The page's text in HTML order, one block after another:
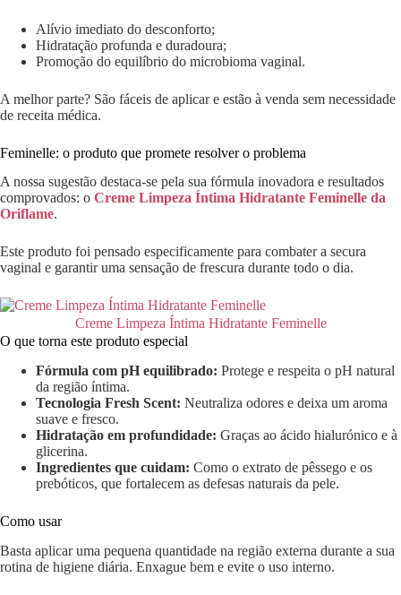
Alívio imediato do desconforto;
Hidratação profunda e duradoura;
Promoção do equilíbrio do microbioma vaginal.
A melhor parte? São fáceis de aplicar e estão à venda sem necessidade
de receita médica.
Feminelle: o produto que promete resolver o problema
A nossa sugestão destaca-se pela sua fórmula inovadora e resultados
comprovados: o Creme Limpeza Íntima Hidratante Feminelle da
Oriflame.
Este produto foi pensado especificamente para combater a secura
vaginal e garantir uma sensação de frescura durante todo o dia.
Creme Limpeza Íntima Hidratante Feminelle
O que torna este produto especial
Fórmula com pH equilibrado: Protege e respeita o pH natural
da região íntima.
Tecnologia Fresh Scent: Neutraliza odores e deixa um aroma
suave e fresco.
Hidratação em profundidade: Graças ao ácido hialurónico e à
glicerina.
Ingredientes que cuidam: Como o extrato de pêssego e os
prebóticos, que fortalecem as defesas naturais da pele.
Como usar
Basta aplicar uma pequena quantidade na região externa durante a sua
rotina de higiene diária. Enxague bem e evite o uso interno.